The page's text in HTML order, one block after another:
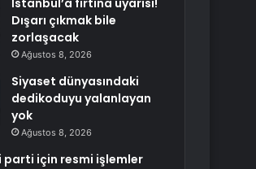
İstanbul’a fırtına uyarısı!
Dışarı çıkmak bile
zorlaşacak
Ağustos 8, 2026
Siyaset dünyasındaki
dedikoduyu yalanlayan
yok
Ağustos 8, 2026
parti için resmi işlemler